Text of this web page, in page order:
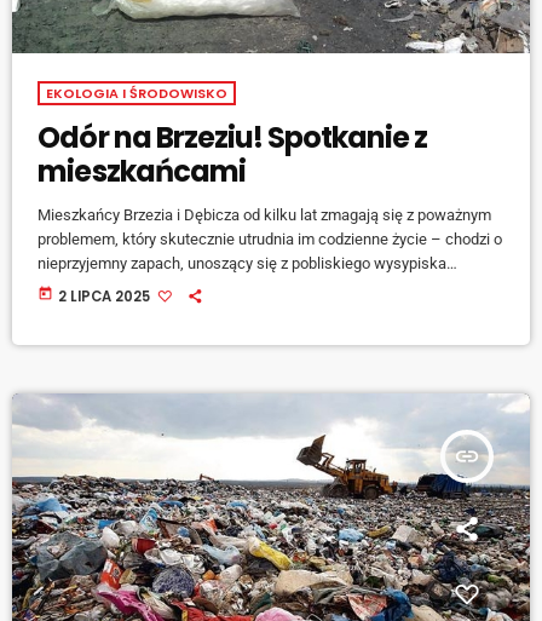
EKOLOGIA I ŚRODOWISKO
Odór na Brzeziu! Spotkanie z
mieszkańcami
Mieszkańcy Brzezia i Dębicza od kilku lat zmagają się z poważnym
problemem, który skutecznie utrudnia im codzienne życie – chodzi o
nieprzyjemny zapach, unoszący się z pobliskiego wysypiska
zlokalizowanego przy ulicy Rybnickiej w Raciborzu. Uciążliwy odór,
today 2 LIPCA 2025
insert_link